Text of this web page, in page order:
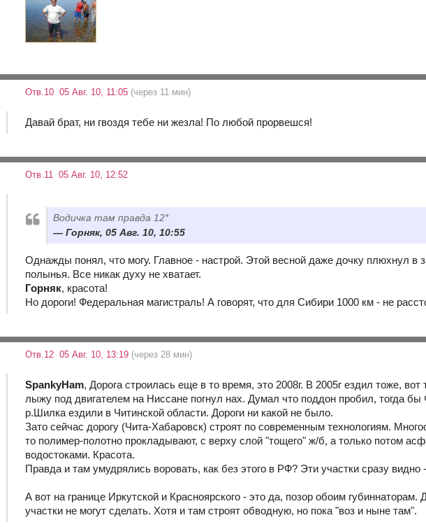
Отв.10 05 Авг. 10, 11:05 (через 11 мин)
Давай брат, ни гвоздя тебе ни жезла! По любой прорвешся!
Отв.11 05 Авг. 10, 12:52
Водичка там правда 12*
Горняк, 05 Авг. 10, 10:55
Однажды понял, что могу. Главное - настрой. Этой весной даже дочку плюхнул
полынья. Все никак духу не хватает.
Горняк, красота!
Но дороги! Федеральная магистраль! А говорят, что для Сибири 1000 км - не
Отв.12 05 Авг. 10, 13:19 (через 28 мин)
SpankyHam, Дорога строилась еще в то время, это 2008г. В 2005г ездил тоже,
лыжу под двигателем на Ниссане погнул нах. Думал что поддон пробил, тогда
р.Шилка ездили в Читинской области. Дороги ни какой не было.
Зато сейчас дорогу (Чита-Хабаровск) строят по современным технологиям.
то полимер-полотно прокладывают, с верху слой "тощего" ж/б, а только потом
водостоками. Красота.
Правда и там умудрялись воровать, как без этого в РФ? Эти участки сразу
А вот на границе Иркутской и Красноярского - это да, позор обоим
участки не могут сделать. Хотя и там строят обводную, но пока "воз и ныне там".